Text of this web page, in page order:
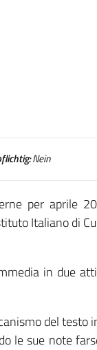
Nein
per aprile
Italiano di
in due
del testo
le sue note